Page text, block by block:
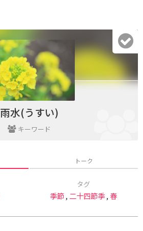
雨水(うすい)
キーワード
トーク
タグ
季節, 二十四節季, 春